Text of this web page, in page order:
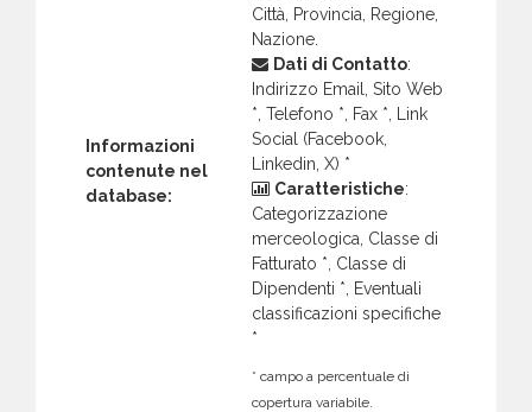
Informazioni
contenute nel
database:
Città, Provincia, Regione,
Nazione.
Dati di Contatto:
Indirizzo Email, Sito Web
*, Telefono *, Fax *, Link
Social (Facebook,
Linkedin, X) *
Caratteristiche:
Categorizzazione
merceologica, Classe di
Fatturato *, Classe di
Dipendenti *, Eventuali
classificazioni specifiche
*
* campo a percentuale di
copertura variabile.